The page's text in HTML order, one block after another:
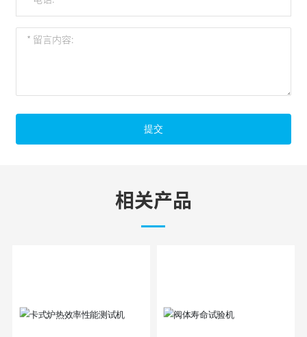
提交
相关产品